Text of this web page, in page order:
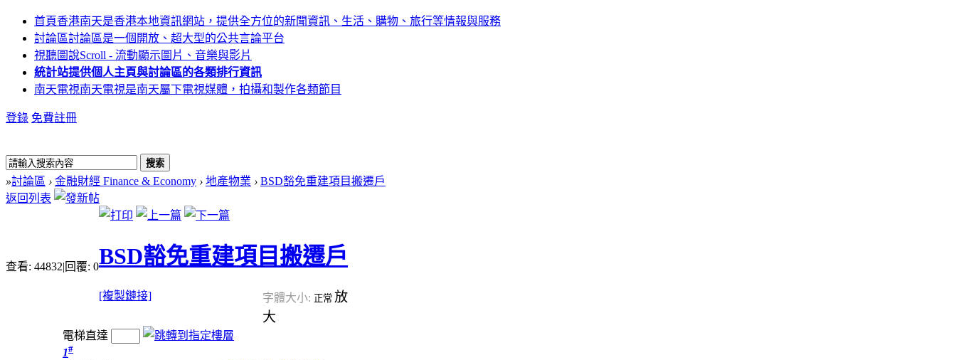
首頁香港南天是香港本地資訊網站，提供全方位的新聞資訊、生活、購物、旅行等情報與服務
討論區討論區是一個開放、超大型的公共言論平台
視聽圖說Scroll - 流動顯示圖片、音樂與影片
統計站提供個人主頁與討論區的各類排行資訊
南天電視南天電視是南天屬下電視媒體，拍攝和製作各類節目
登錄 免費註冊
搜索
»討論區 › 金融財經 Finance & Economy › 地產物業 › BSD豁免重建項目搬遷戶
返回列表
查看: 44832|回覆: 0BSD豁免重建項目搬遷戶
[複製鏈接] 字體大小: 正常 放
大
電梯直達
1#